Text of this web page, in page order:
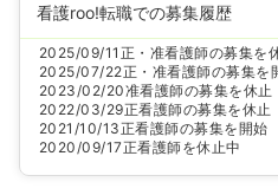
看護roo!転職での募集履歴
2025/09/11 正・准看護師の募集を
2025/07/22正・准看護師の募集を
2023/02/20准看護師の募集を休止
2022/03/29正看護師の募集を休止
2021/10/13正看護師の募集を開始
2020/09/17正看護師を休止中